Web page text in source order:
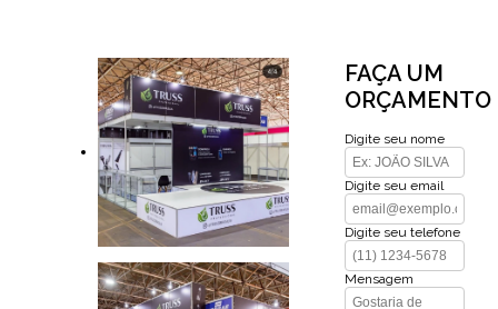
FAÇA UM
ORÇAMENTO
Digite seu nome
Digite seu email
Digite seu telefone
Mensagem